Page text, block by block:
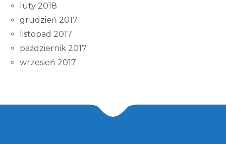
luty 2018
grudzień 2017
listopad 2017
październik 2017
wrzesień 2017